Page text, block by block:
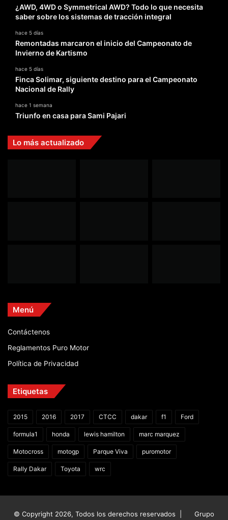
¿AWD, 4WD o Symmetrical AWD? Todo lo que necesita
saber sobre los sistemas de tracción integral
hace 5 días
Remontadas marcaron el inicio del Campeonato de
Invierno de Kartismo
hace 5 días
Finca Solimar, siguiente destino para el Campeonato
Nacional de Rally
hace 1 semana
Triunfo en casa para Sami Pajari
Lo más actualizado
Menú
Contáctenos
Reglamentos Puro Motor
Política de Privacidad
Etiquetas
2015 2016 2017 CTCC dakar f1 Ford
formula1 honda lewis hamilton marc marquez
Motocross motogp Parque Viva puromotor
Rally Dakar Toyota wrc
© Copyright 2026, Todos los derechos reservados | Grupo